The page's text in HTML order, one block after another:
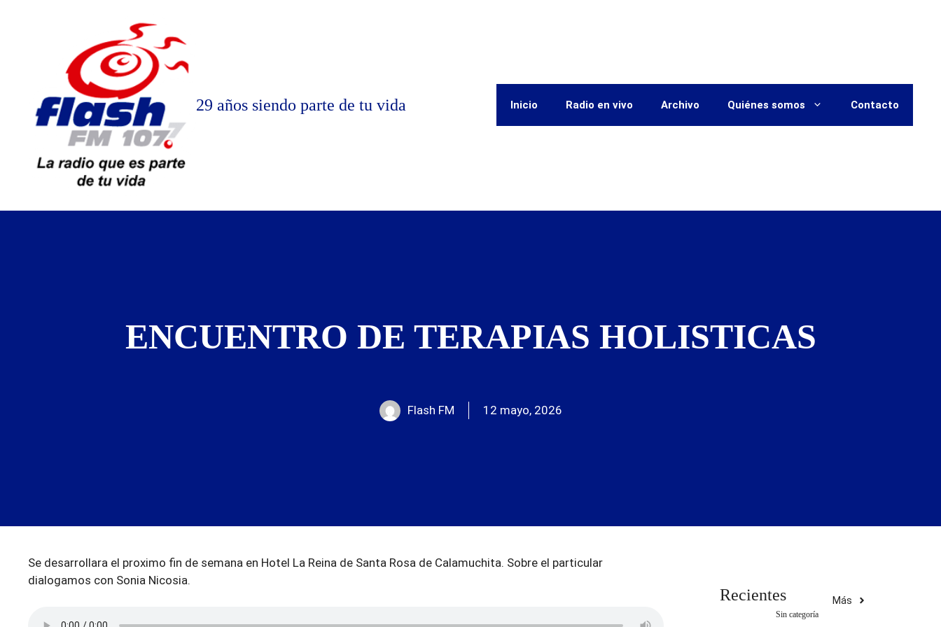
29 años siendo parte de tu vida Inicio Radio en vivo Archivo Quiénes somos Contacto
ENCUENTRO DE TERAPIAS HOLISTICAS
Flash FM 12 mayo, 2026
Se desarrollara el proximo fin de semana en Hotel La Reina de Santa Rosa de Calamuchita. Sobre el particular
dialogamos con Sonia Nicosia.
Recientes Más
Sin categoría